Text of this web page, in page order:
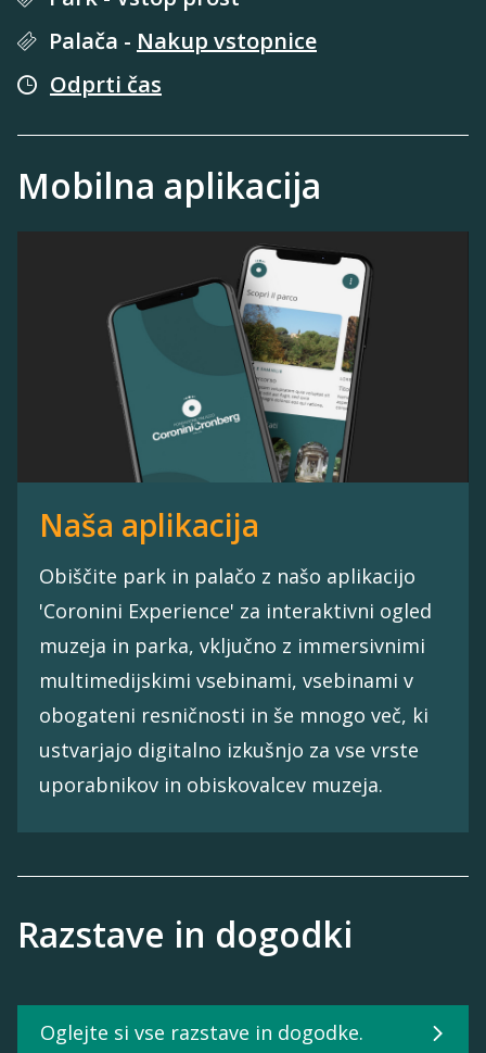
Palača - Nakup vstopnice
Odprti čas
Mobilna aplikacija
Naša aplikacija
Obiščite park in palačo z našo aplikacijo
'Coronini Experience' za interaktivni ogled
muzeja in parka, vključno z immersivnimi
multimedijskimi vsebinami, vsebinami v
obogateni resničnosti in še mnogo več, ki
ustvarjajo digitalno izkušnjo za vse vrste
uporabnikov in obiskovalcev muzeja.
Razstave in dogodki
Oglejte si vse razstave in dogodke.